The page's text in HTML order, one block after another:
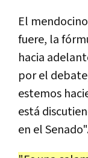
El
fuere, la
hacia
por el
estemos
está
en el